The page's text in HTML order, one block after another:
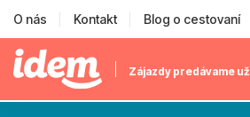
O nás Kontakt Blog o cestovaní
Zájazdy predávame už